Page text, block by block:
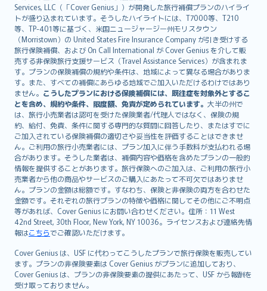
Services, LLC（「Cover Genius」）が開発した旅行補償プランのハイライ
トが盛り込まれています。そうしたハイライトには、T7000等、T210
等、TP-401等に基づく、米国ニュージャージー州モリスタウン
（Morristown）の United States Fire Insurance Company が引き受けする
旅行保険補償、および On Call International が Cover Genius を介して販
売する非保険旅行支援サービス（Travel Assistance Services）が含まれま
す。プランの保険補償の規約や条件は、地域によって異なる場合がありま
す。また、すべての補償にあらゆる地域でご加入いただけるわけではあり
ません。 こうしたプランにおける保険補償には、既往症を対象外とするこ
とを含め、規約や条件、限度額、免責が定められています。 大半の州で
は、旅行小売業者は認可を受けた保険業者/代理人ではなく、保険の規
約、給付、免責、条件に関する専門的な質問に回答したり、またはすでに
ご加入されている保険補償の適切さや妥当性を評価することはできませ
ん。ご利用の旅行小売業者には、プラン加入に伴う手数料が支払われる場
合があります。そうした業者は、補償内容や価格を含めたプランの一般的
情報を提供することがあります。旅行保険へのご加入は、ご利用の旅行小
売業者から他の商品やサービスのご購入にあたって不可欠ではありませ
ん。プランの金額は総額です。すなわち、保険と非保険の両方を合わせた
金額です。それぞれの旅行プランの特徴や価格に関してその他にご不明点
等があれば、Cover Genius にお問い合わせください。住所：11 West
42nd Street, 30th Floor, New York, NY 10036。ライセンスおよび連絡先情
報はこちらでご確認いただけます。
Cover Genius は、USF に代わってこうしたプランで旅行保険を販売してい
ます。プランの非保険要素は Cover Genius がプランに追加しており、
Cover Genius は、プランの非保険要素の提供にあたって、USF から報酬を
受け取っておりません。